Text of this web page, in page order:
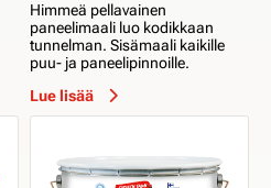
Himmeä pellavainen
paneelimaali luo kodikkaan
tunnelman. Sisämaali kaikille
puu- ja paneelipinnoille.
Lue lisää